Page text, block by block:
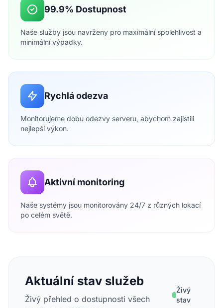
99.9% Dostupnost
Naše služby jsou navrženy pro maximální spolehlivost a
minimální výpadky.
Rychlá odezva
Monitorujeme dobu odezvy serveru, abychom zajistili
nejlepší výkon.
Aktivní monitoring
Naše systémy jsou monitorovány 24/7 z různých lokací
po celém světě.
Aktuální stav služeb
Živý přehled o dostupnosti všech
Živý
stav